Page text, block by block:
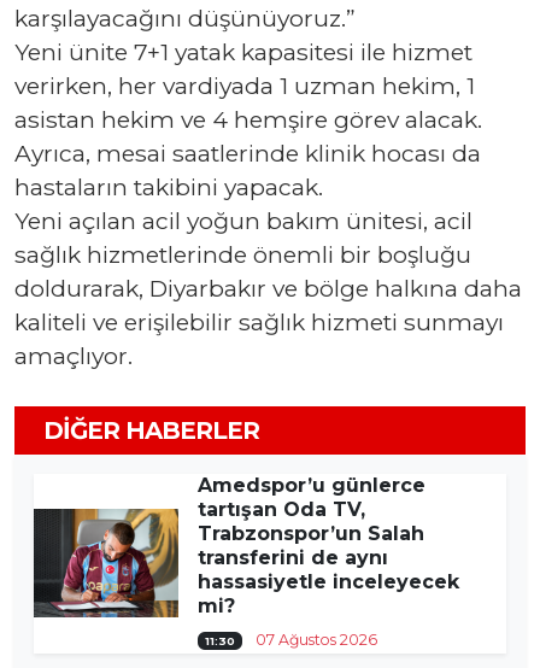
karşılayacağını düşünüyoruz.”
Yeni ünite 7+1 yatak kapasitesi ile hizmet
verirken, her vardiyada 1 uzman hekim, 1
asistan hekim ve 4 hemşire görev alacak.
Ayrıca, mesai saatlerinde klinik hocası da
hastaların takibini yapacak.
Yeni açılan acil yoğun bakım ünitesi, acil
sağlık hizmetlerinde önemli bir boşluğu
doldurarak, Diyarbakır ve bölge halkına daha
kaliteli ve erişilebilir sağlık hizmeti sunmayı
amaçlıyor.
DIĞER HABERLER
Amedspor’u günlerce
tartışan Oda TV,
Trabzonspor’un Salah
transferini de aynı
hassasiyetle inceleyecek
mi?
11:30 07 Ağustos 2026